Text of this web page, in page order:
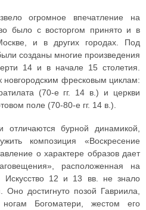
огромное впечатление на
было с восторгом принято и в
и в других городах. Под
созданы многие произведения
14 и в начале 15 столетия.
новгородским фресковым циклам:
(70-е гг. 14 в.) и церкви
поле (70-80-е гг. 14 в.).
отличаются бурной динамикой,
композиция «Воскресение
о характере образов дает
расположенная на
Искусство 12 и 13 вв. не знало
Оно достигнуто позой Гавриила,
Богоматери, жестом его